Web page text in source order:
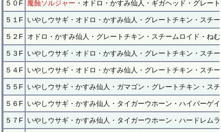
５０F 魔蝕ソルジャー ・オドロ・かすみ仙人・ギガヘッド・グレー
５１F いやしウサギ・オドロ・かすみ仙人・グレートチキン・スチ
５２F オドロ・かすみ仙人・グレートチキン・スチームロイド・ね
５３F いやしウサギ・オドロ・かすみ仙人・グレートチキン・スチ
５４F いやしウサギ・オドロ・かすみ仙人・グレートチキン・スチ
５５F いやしウサギ・かすみ仙人・ガマゴン・グレートチキン・ス
５６F いやしウサギ・かすみ仙人・タイガーウホーン・ハイパーゲ
５７F いやしウサギ・かすみ仙人・タイガーウホーン・ハードレム